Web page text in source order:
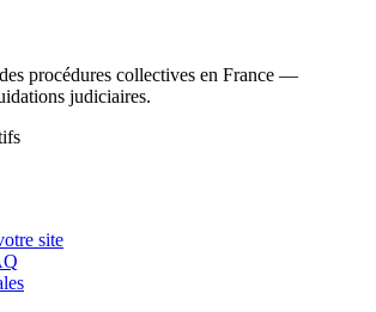
procédures collectives en France —
judiciaires.
site